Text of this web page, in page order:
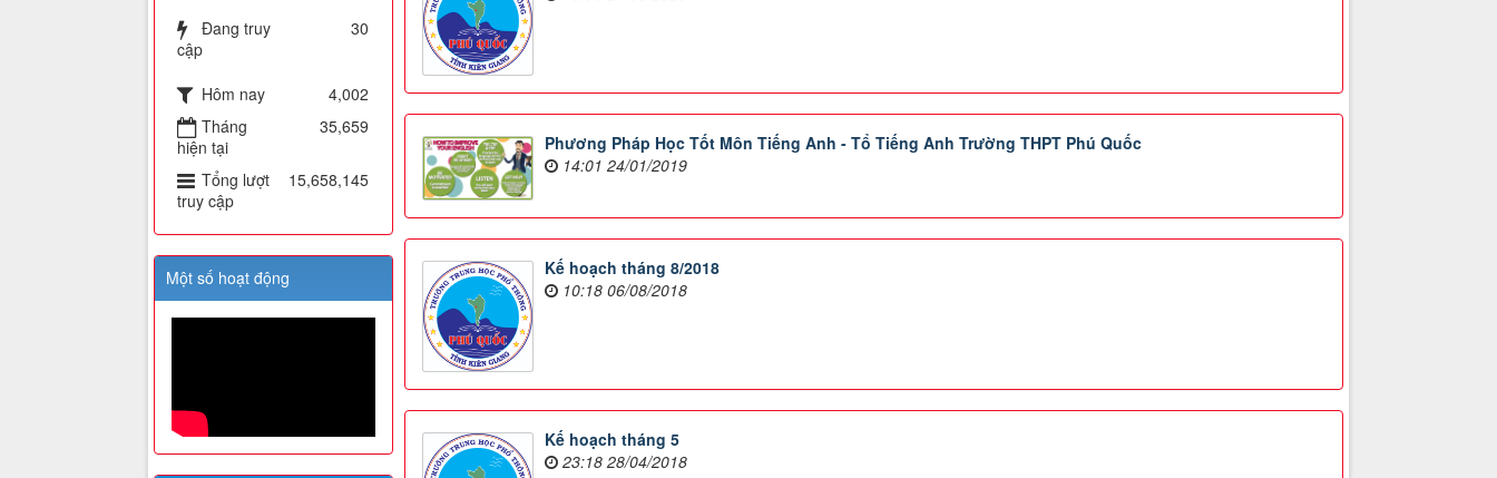
Phương Pháp Học Tốt Môn Tiếng Anh - Tổ Tiếng Anh Trường THPT Phú Quốc
14:01 24/01/2019
Kế hoạch tháng 8/2018
10:18 06/08/2018
Kế hoạch tháng 5
23:18 28/04/2018
Đang truy
cập
30
Hôm nay
4,002
Tháng
hiện tại
35,659
Tổng lượt
truy cập
15,658,145
Một số hoạt động